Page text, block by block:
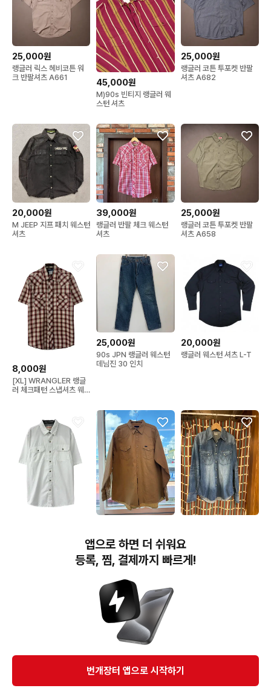
25,000원
랭글러 릭스 헤비코튼 워
크 반팔셔츠 A661
45,000원
M)90s 빈티지 랭글러 웨
스턴 셔츠
25,000원
랭글러 코튼 투포켓 반팔
셔츠 A682
20,000원
M JEEP 지프 패치 웨스턴
셔츠
39,000원
랭글러 반팔 체크 웨스턴
셔츠
25,000원
랭글러 코튼 투포켓 반팔
셔츠 A658
8,000원
[XL] WRANGLER 랭글
러 체크패턴 스냅셔츠 웨
25,000원
90s JPN 랭글러 웨스턴
데님진 30 인치
20,000원
랭글러 웨스턴 셔츠 L-T
랭글러 워크 셔츠 xl
번개장터(주) 사업자정보, 이용약관 및 기타 법적고지
번개장터㈜는 통신판매중개자이며, 통신판매의 당사자가 아닙니다. 전자상거래 등에서의
소비자보호에 관한 법률 등 관련 법령 및 번개장터㈜의 약관에 따라 상품, 상품정보, 거래에 관한 책임은
개별 판매자에게 귀속하고, 번개장터㈜는 원칙적으로 회원간 거래에 대하여 책임을 지지 않습니다.
다만, 번개장터㈜가 직접 판매하는 상품에 대한 책임은 번개장터㈜에게 귀속합니다.
앱으로 하면 더 쉬워요
등록, 찜, 결제까지 빠르게!
번개장터 앱으로 시작하기